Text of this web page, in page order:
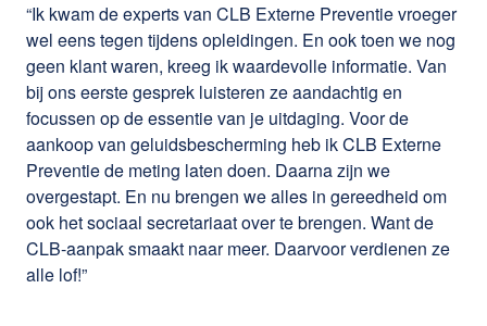
“Ik kwam de experts van CLB Externe Preventie vroeger
wel eens tegen tijdens opleidingen. En ook toen we nog
geen klant waren, kreeg ik waardevolle informatie. Van
bij ons eerste gesprek luisteren ze aandachtig en
focussen op de essentie van je uitdaging. Voor de
aankoop van geluidsbescherming heb ik CLB Externe
Preventie de meting laten doen. Daarna zijn we
overgestapt. En nu brengen we alles in gereedheid om
ook het sociaal secretariaat over te brengen. Want de
CLB-aanpak smaakt naar meer. Daarvoor verdienen ze
alle lof!”